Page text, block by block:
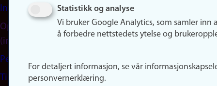
Informasjonskapsler
Oppdater samtykke
(informasjonskapsler)
Personvern
Tilgjengelighetserklæring
Statistikk og analyse
Vi bruker Google Analytics, som samler inn
å forbedre nettstedets ytelse og
For detaljert informasjon, se vår
personvernerklæring.